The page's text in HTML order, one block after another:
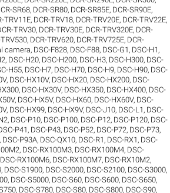
SR68, DCR-SR80, DCR-SR85E, DCR-SR90E,
TRV11E, DCR-TRV18, DCR-TRV20E, DCR-TRV22E,
TRV30, DCR-TRV30E, DCR-TRV320E, DCR-
, DCR-TRV620, DCR-TRV725E, DCR-
camera, DSC-F828, DSC-F88, DSC-G1 , DSC-H1 ,
, DSC-H20, DSC-H200, DSC-H3, DSC-H300, DSC-
H55, DSC-H7, DSC-H70, DSC-H9, DSC-H90, DSC-
, DSC-HX10V, DSC-HX20, DSC-HX200, DSC-
, DSC-HX30V, DSC-HX350, DSC-HX400, DSC-
, DSC-HX5V, DSC-HX60, DSC-HX60V, DSC-
, DSC-HX99, DSC-HX9V, DSC-J10, DSC-L1 , DSC-
, DSC-P10, DSC-P100, DSC-P12, DSC-P120, DSC-
P41 , DSC-P43, DSC-P52, DSC-P72, DSC-P73,
, DSC-P93A, DSC-QX10, DSC-R1 , DSC-RX1 , DSC-
, DSC-RX100M3, DSC-RX100M4, DSC-
DSC-RX100M6, DSC-RX100M7, DSC-RX10M2,
, DSC-S1900, DSC-S2000, DSC-S2100, DSC-S3000,
, DSC-S5000, DSC-S60, DSC-S600, DSC-S650,
, DSC-S780, DSC-S80, DSC-S800, DSC-S90,